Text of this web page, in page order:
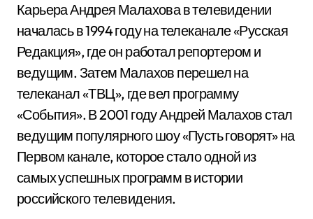
Карьера Андрея Малахова в телевидении
началась в 1994 году на телеканале «Русская
Редакция», где он работал репортером и
ведущим. Затем Малахов перешел на
телеканал «ТВЦ», где вел программу
«События». В 2001 году Андрей Малахов стал
ведущим популярного шоу «Пусть говорят» на
Первом канале, которое стало одной из
самых успешных программ в истории
российского телевидения.